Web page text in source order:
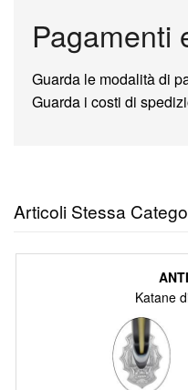
Pagamenti
Guarda le modalità di
Guarda i costi di
Articoli Stessa
Katane